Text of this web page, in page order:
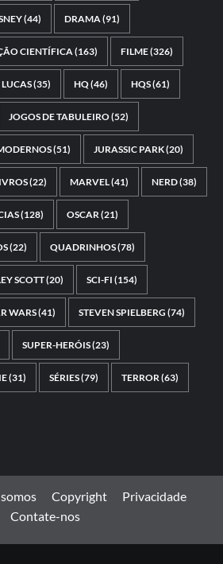
(44) DRAMA(91)
CIENTÍFICA(163) FILME(326)
(35) HQ(46) HQS(61)
JOGOS DE TABULEIRO(52)
(51) JURASSIC PARK(20)
(22) MARVEL(41) NERD(38)
(128) OSCAR(21)
(22) QUADRINHOS(78)
SCOTT(20) SCI-FI (154)
WARS(41) STEVEN SPIELBERG (74)
SUPER-HERÓIS(23)
(31) SÉRIES(79) TERROR(63)
Copyright
Privacidade
Contate-nos